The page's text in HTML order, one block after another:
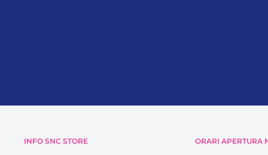
INFO SNC STORE ORARI APERTURA